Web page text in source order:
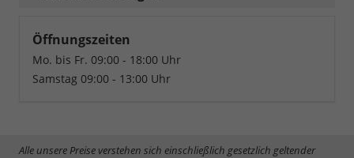
Öffnungszeiten
Mo. bis Fr. 09:00 - 18:00 Uhr
Samstag 09:00 - 13:00 Uhr
Alle unsere Preise verstehen sich einschließlich gesetzlich geltender